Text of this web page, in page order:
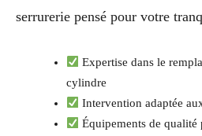
serrurerie pensé pour votre
Expertise dans le
cylindre
Intervention adaptée
Équipements de qualité